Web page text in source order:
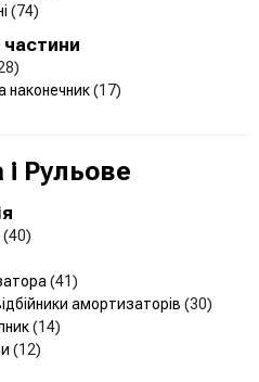
(74)
наконечник(17)
і Рульове
(40)
(41)
амортизаторів (30)
(14)
(12)